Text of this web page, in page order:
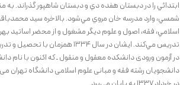
اسلامي، فقه، اصول و علوم ديگر مشغول و از محضر اساتيد
تدريس مي‌كند. ايشان در سال
در آزمون ورودى دانشكده معقول و منقول ـ كه اكنون با